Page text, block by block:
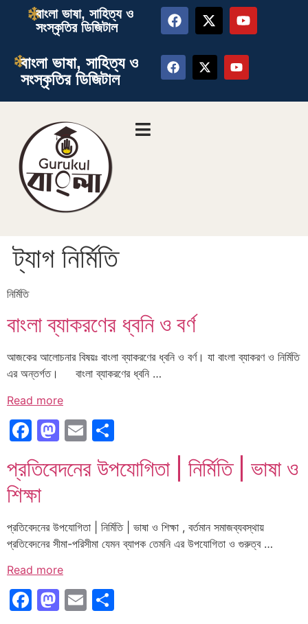
বাংলা ভাষা, সাহিত্য ও
সংস্কৃতির ডিজিটাল
বাংলা ভাষা, সাহিত্য ও
সংস্কৃতির ডিজিটাল
ট্যাগ নির্মিতি
নির্মিতি
বাংলা ব্যাকরণের ধ্বনি ও বর্ণ
আজকের আলোচনার বিষয়ঃ বাংলা ব্যাকরণের ধ্বনি ও বর্ণ। যা বাংলা ব্যাকরণ ও নির্মিতি
এর অন্তর্গত। বাংলা ব্যাকরণের ধ্বনি …
Read more
Facebook
Mastodon
Email
প্রতিবেদনের উপযোগিতা | নির্মিতি | ভাষা ও
শিক্ষা
প্রতিবেদনের উপযোগিতা | নির্মিতি | ভাষা ও শিক্ষা , বর্তমান সমাজব্যবস্থায়
প্রতিবেদনের সীমা-পরিসীমা যেমন ব্যাপক তেমনি এর উপযোগিতা ও গুরুত্ব …
Read more
Facebook
Mastodon
Email